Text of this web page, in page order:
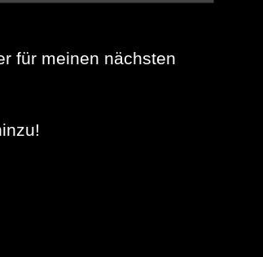
für meinen nächsten